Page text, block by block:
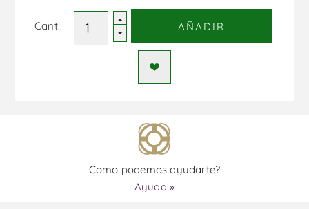
Cant.: AÑADIR
Como podemos ayudarte?
Ayuda »